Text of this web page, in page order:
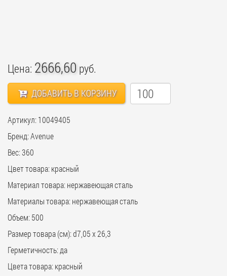
Цена: 2666,60 руб.
ДОБАВИТЬ В КОРЗИНУ
Артикул: 10049405
Бренд: Avenue
Вес: 360
Цвет товара: красный
Материал товара: нержавеющая cталь
Материалы товара: нержавеющая cталь
Объем: 500
Размер товара (см): d7,05 х 26,3
Герметичность: да
Цвета товара: красный